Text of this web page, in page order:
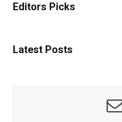
Editors Picks
Latest Posts